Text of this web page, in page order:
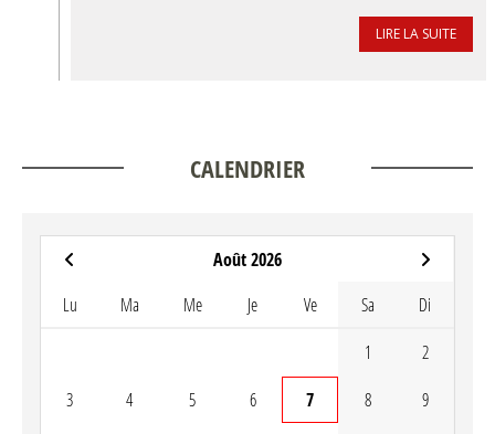
LIRE LA SUITE
CALENDRIER
Août 2026
Lu Ma Me Je Ve Sa Di
1 2
3 4 5 6 7 8 9